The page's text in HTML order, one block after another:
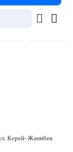
Керей–Жанибек